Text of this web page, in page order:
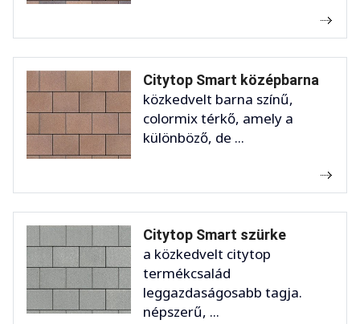
Citytop Smart középbarna
közkedvelt barna színű,
colormix térkő, amely a
különböző, de ...
Citytop Smart szürke
a közkedvelt citytop
termékcsalád
leggazdaságosabb tagja.
népszerű, ...